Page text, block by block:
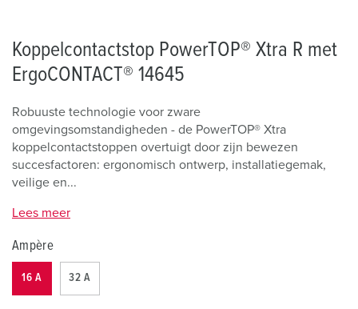
Koppelcontactstop PowerTOP® Xtra R met
ErgoCONTACT® 14645
Robuuste technologie voor zware
omgevingsomstandigheden - de PowerTOP® Xtra
koppelcontactstoppen overtuigt door zijn bewezen
succesfactoren: ergonomisch ontwerp, installatiegemak,
veilige en...
Lees meer
Ampère
16 A 32 A